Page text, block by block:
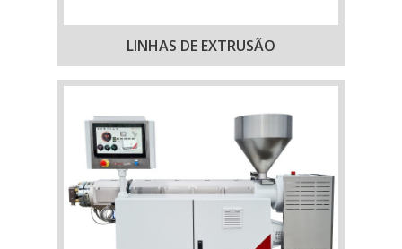
LINHAS DE EXTRUSÃO